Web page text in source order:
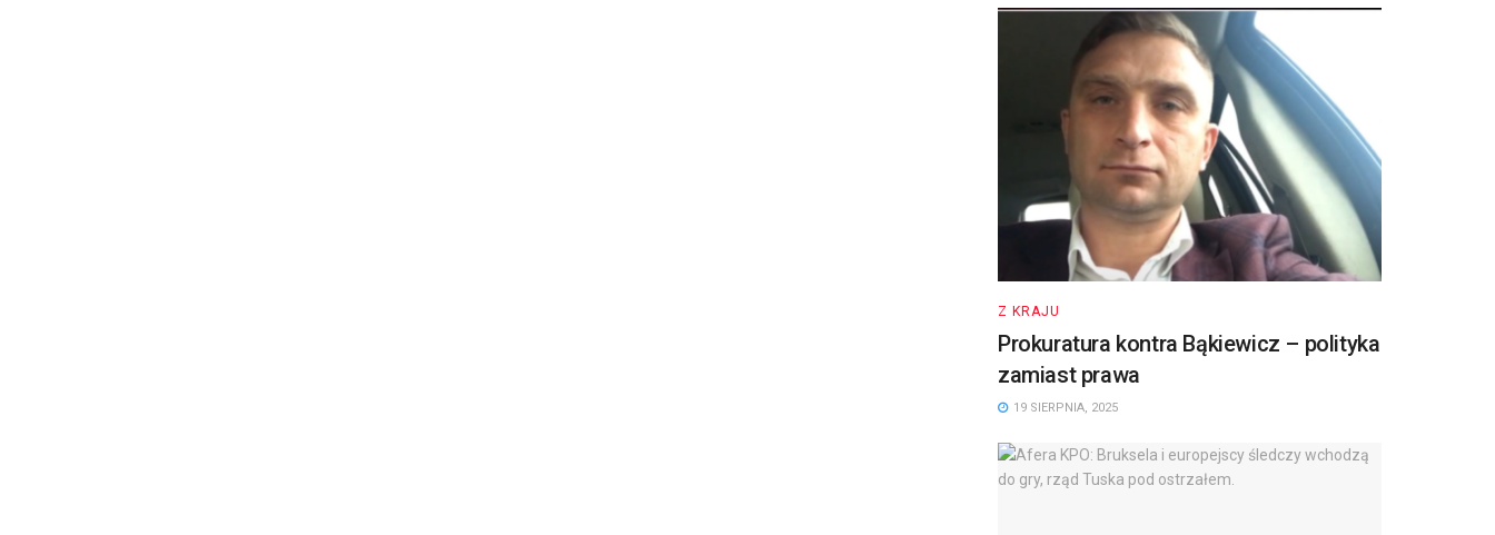
Z KRAJU
Prokuratura kontra Bąkiewicz – polityka
zamiast prawa
19 SIERPNIA, 2025